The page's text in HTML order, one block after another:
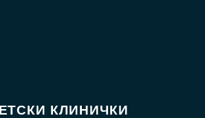
КЛИНИЧКИ